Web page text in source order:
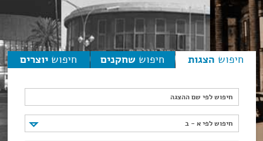
חיפוש הצגות חיפוש שחקנים חיפוש יוצרים
חיפוש לפי שם ההצגה
חיפוש לפי א - ב
חיפוש לפי א - ב